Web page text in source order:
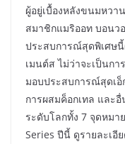
ผู้อยู่เบื้องหลังขนมหว
สมาชิกแมริออท บอนว
ประสบการณ์สุดพิเศษ
เมนต์ส ไม่ว่าจะเป็นก
มอบประสบการณ์สุดเ
การผสมค็อกเทล และ
ระดับโลกทั้ง 7 จุดหม
Series ปีนี้ ดูรายละเอี